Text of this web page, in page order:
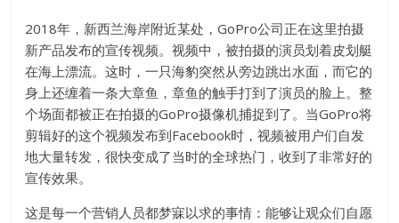
2018年，新西兰海岸附近某处，GoPro公司正在这里拍摄
新产品发布的宣传视频。视频中，被拍摄的演员划着皮划艇
在海上漂流。这时，一只海豹突然从旁边跳出水面，而它的
身上还缠着一条大章鱼，章鱼的触手打到了演员的脸上。整
个场面都被正在拍摄的GoPro摄像机捕捉到了。当GoPro将
剪辑好的这个视频发布到Facebook时，视频被用户们自发
地大量转发，很快变成了当时的全球热门，收到了非常好的
宣传效果。
这是每一个营销人员都梦寐以求的事情：能够让观众们自愿